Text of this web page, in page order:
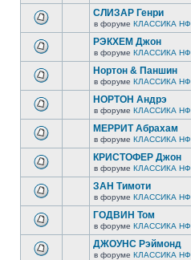
СЛИЗАР Генри
в форуме КЛАССИКА НФ
РЭКХЕМ Джон
в форуме КЛАССИКА НФ
Нортон & Паншин
в форуме КЛАССИКА НФ
НОРТОН Андрэ
в форуме КЛАССИКА НФ
МЕРРИТ Абрахам
в форуме КЛАССИКА НФ
КРИСТОФЕР Джон
в форуме КЛАССИКА НФ
ЗАН Тимоти
в форуме КЛАССИКА НФ
ГОДВИН Том
в форуме КЛАССИКА НФ
ДЖОУНС Рэймонд
в форуме КЛАССИКА НФ